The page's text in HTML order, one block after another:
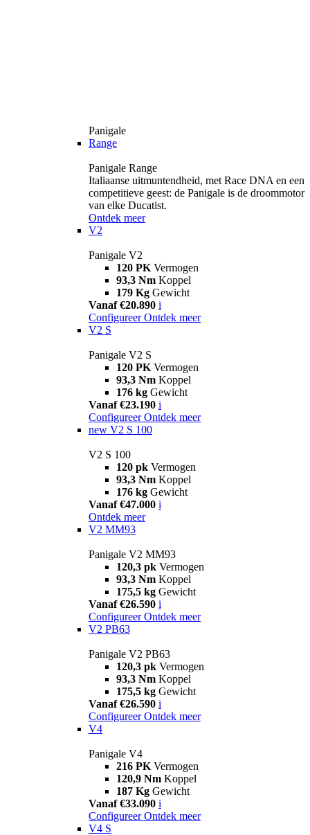
Panigale
Range
Panigale Range
Italiaanse uitmuntendheid, met Race DNA en een
competitieve geest: de Panigale is de droommotor
van elke Ducatist.
Ontdek meer
V2
Panigale V2
120 PK Vermogen
93,3 Nm Koppel
179 Kg Gewicht
Vanaf €20.890 i
Configureer Ontdek meer
V2 S
Panigale V2 S
120 PK Vermogen
93,3 Nm Koppel
176 kg Gewicht
Vanaf €23.190 i
Configureer Ontdek meer
new V2 S 100
V2 S 100
120 pk Vermogen
93,3 Nm Koppel
176 kg Gewicht
Vanaf €47.000 i
Ontdek meer
V2 MM93
Panigale V2 MM93
120,3 pk Vermogen
93,3 Nm Koppel
175,5 kg Gewicht
Vanaf €26.590 i
Configureer Ontdek meer
V2 PB63
Panigale V2 PB63
120,3 pk Vermogen
93,3 Nm Koppel
175,5 kg Gewicht
Vanaf €26.590 i
Configureer Ontdek meer
V4
Panigale V4
216 PK Vermogen
120,9 Nm Koppel
187 Kg Gewicht
Vanaf €33.090 i
Configureer Ontdek meer
V4 S